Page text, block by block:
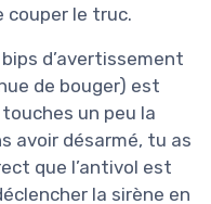
couper le truc.
d’avertissement
de bouger) est
un peu la
avoir désarmé, tu as
que l’antivol est
la sirène en